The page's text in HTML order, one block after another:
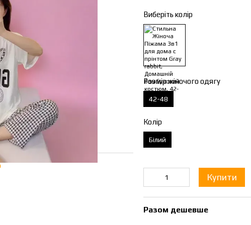
Виберіть колір
Розмір жіночого одягу
42-48
Колір
Білий
Купити
Разом дешевше